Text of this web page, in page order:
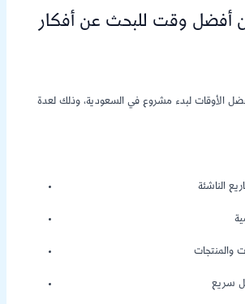
أفضل وقت للبحث عن أفكار
الأوقات لبدء مشروع في السعودية، وذلك لعدة
الناشئة
والمنتجات
سريع